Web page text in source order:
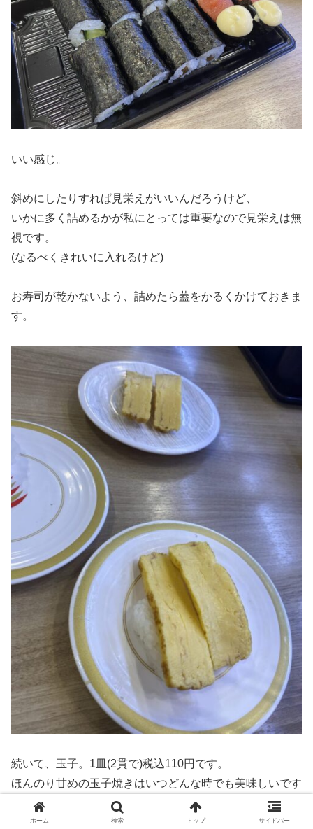
いい感じ。
斜めにしたりすれば見栄えがいいんだろうけど、
いかに多く詰めるかが私にとっては重要なので見栄えは無
視です。
(なるべくきれいに入れるけど)
お寿司が乾かないよう、詰めたら蓋をかるくかけておきま
す。
続いて、玉子。1皿(2貫で)税込110円です。
ほんのり甘めの玉子焼きはいつどんな時でも美味しいです
安心する味ってかんじです。
ホーム 検索 トップ サイドバー